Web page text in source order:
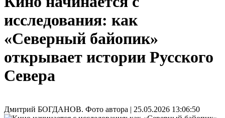
исследования: как
«Северный байопик»
открывает истории Русского
Севера
Дмитрий БОГДАНОВ. Фото автора | 25.05.2026 13:06:50